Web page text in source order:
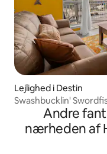
Lejlighed i Destin
Swashbucklin'
Andre
nærheden af